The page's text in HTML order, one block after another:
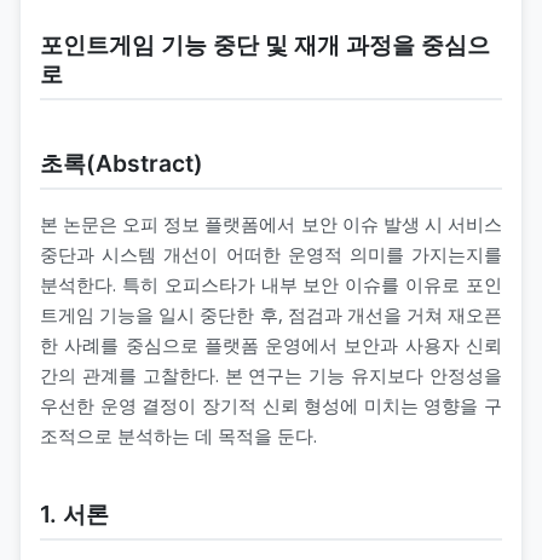
포인트게임 기능 중단 및 재개 과정을 중심으
로
초록(Abstract)
본 논문은 오피 정보 플랫폼에서 보안 이슈 발생 시 서비스
중단과 시스템 개선이 어떠한 운영적 의미를 가지는지를
분석한다. 특히 오피스타가 내부 보안 이슈를 이유로 포인
트게임 기능을 일시 중단한 후, 점검과 개선을 거쳐 재오픈
한 사례를 중심으로 플랫폼 운영에서 보안과 사용자 신뢰
간의 관계를 고찰한다. 본 연구는 기능 유지보다 안정성을
우선한 운영 결정이 장기적 신뢰 형성에 미치는 영향을 구
조적으로 분석하는 데 목적을 둔다.
1. 서론